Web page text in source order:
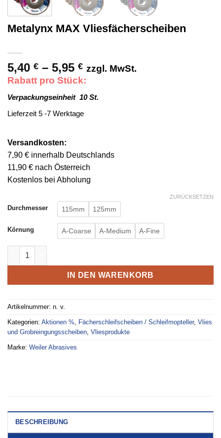
Metalynx MAX Vliesfächerscheiben
5,40 € – 5,95 € Preisspanne:
5,40 €
bis
5,95 €
zzgl. MwSt.
Rabatt pro Stück:
Verpackungseinheit 10 St.
Lieferzeit 5 -7 Werktage
Versandkosten:
7,90 € innerhalb Deutschlands
11,90 € nach Österreich
Kostenlos bei Abholung
Durchmesser 115mm 125mm
Körnung A-Coarse A-Medium A-Fine
ZURÜCKSETZEN
Metalynx MAX Vliesfächerscheiben Menge
IN DEN WARENKORB
Artikelnummer: n. v.
Kategorien: Aktionen % Fächerschleifscheiben / Schleifmopteller, Vlies
und Grobreingungsscheiben Vliesprodukte
Marke: Weiler Abrasives
BESCHREIBUNG